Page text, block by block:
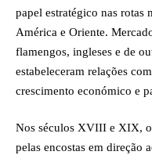
papel estratégico nas rotas
América e Oriente.
flamengos, ingleses e de
estabeleceram relações
crescimento económico e
Nos séculos XVIII e XIX,
pelas encostas em direção